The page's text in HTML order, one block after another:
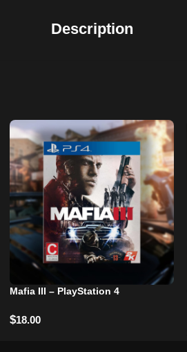
Description
Mafia III – PlayStation 4
$18.00